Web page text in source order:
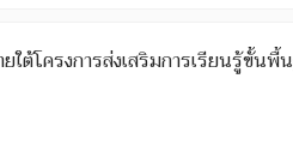
ใต้โครงการส่งเสริมการเรียนรู้ขั้น